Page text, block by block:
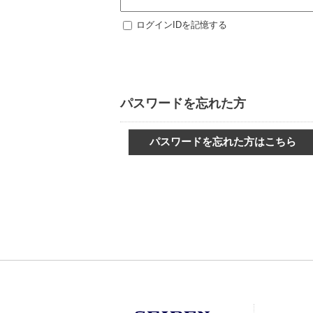
ログインIDを記憶する
パスワードを忘れた方
パスワードを忘れた方はこちら